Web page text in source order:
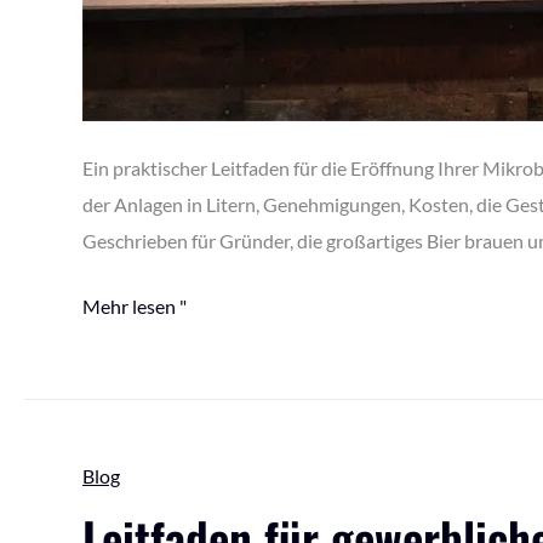
Ein praktischer Leitfaden für die Eröffnung Ihrer
der Anlagen in Litern, Genehmigungen, Kosten, die
Geschrieben für Gründer, die großartiges Bier brauen
Mehr lesen "
Blog
Leitfaden